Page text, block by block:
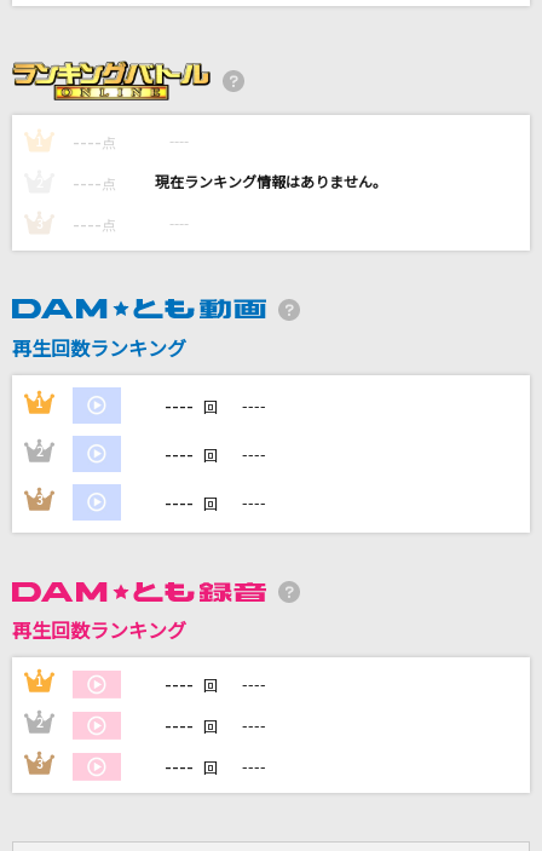
SIX LOUNGE
夜の踊り子
サカナクション
マイハートハードピンチ
相対性理論
もう少しだけ
[生音]ブルーアンバー
back number
DAMの新曲・ランキングなど
DAMに会員登録・ログインして
カラオケをもっと楽しもう！
1 ---- 点 ----
---- 点 ----
3 ---- 点 ----
再生回数ランキング
1 ---- 回 ----
2 ---- 回 ----
3 ---- 回 ----
再生回数ランキング
1 ---- 回 ----
2 ---- 回 ----
3 ---- 回 ----